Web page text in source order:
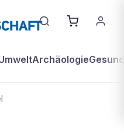
Archäologie